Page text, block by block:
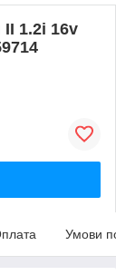
1.2i 16v
Умови